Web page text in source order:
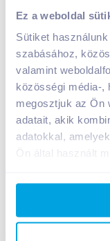
Ez a weboldal
Sütiket
szabásához,
valamint
közösségi média-,
megosztjuk az Ön
adatait, akik
adatokkal,
Nettó
Bevásárlólistához